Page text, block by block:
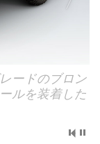
ードのブロン
ルを装着した